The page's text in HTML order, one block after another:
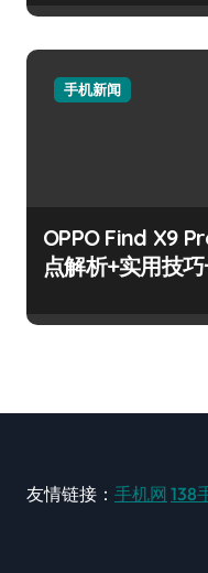
手机新闻
OPPO Find X9
点解析+实用技
友情链接： 手机网 138